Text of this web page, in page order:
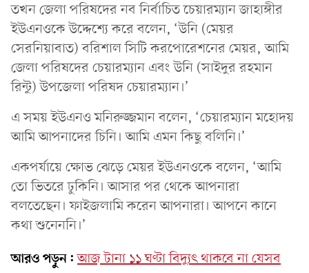
তখন জেলা প‌রিষদের নব নির্বা‌চিত ‌চেয়ারম্যান জাহাঙ্গীর
ইউএনওকে উ‌দ্দে‌শ্যে করে ব‌লেন, ‘উ‌নি (মেয়র
সের‌নিয়াবাত) ব‌রিশাল সি‌টি কর‌পো‌রেশ‌নের মেয়র, আ‌মি
জেলা প‌রিষ‌দের চেয়ারম্যান এবং উ‌নি (সাইদুর রহমান
রিন্টু) উপ‌জেলা প‌রিষদ চেয়ারম্যান।’
এ সময় ইউএনও ম‌নিরুজ্জমান ব‌লেন, ‘চেয়ারম্যান ম‌হোদয়
আ‌মি আপনা‌দের চি‌নি। আ‌মি এমন কিছু ব‌লি‌নি।’
একপর্যায়ে ক্ষোভ ঝেড়ে মেয়র ইউএনওকে ব‌লেন, ‘আ‌মি
তো ভিত‌রে ঢু‌কি‌নি। আসার পর থে‌কে আপনারা
বল‌তে‌ছেন। ফাইজলা‌মি ক‌রেন আপনারা। আপ‌নে কা‌নে
কথা শু‌নেন‌নি।’
আরও পড়ুন: আজ টানা ১১ ঘণ্টা বিদ্যুৎ থাকবে না যেসব